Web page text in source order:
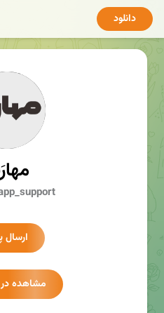
دانلود
ارسال
مشاهده در